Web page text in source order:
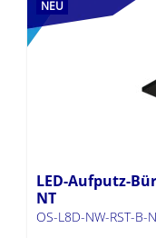
NEU
LED-Aufputz-
NT
OS-L8D-NW-RST-B-